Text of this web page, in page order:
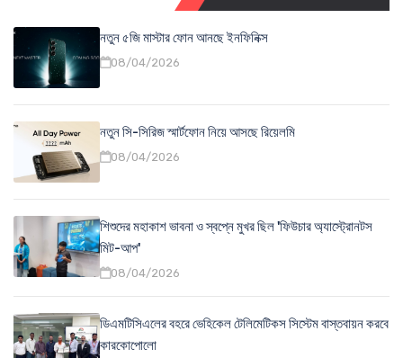
নতুন ৫জি মাস্টার ফোন আনছে ইনফিনিক্স
08/04/2026
নতুন সি-সিরিজ স্মার্টফোন নিয়ে আসছে রিয়েলমি
08/04/2026
শিশুদের মহাকাশ ভাবনা ও স্বপ্নে মুখর ছিল 'ফিউচার অ্যাস্ট্রোনটস
মিট-আপ'
08/04/2026
ডিএমটিসিএলের বহরে ভেহিকেল টেলিমেটিকস সিস্টেম বাস্তবায়ন করবে
কারকোপোলো